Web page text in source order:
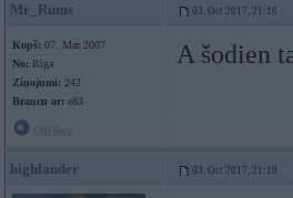
Mr_Rums 03. Oct 2017, 21:16
Kopš: 07. Mar 2007
No: Rīga
Ziņojumi: 242
Braucu ar: e83
A šodien
highlander 03. Oct 2017, 21:18